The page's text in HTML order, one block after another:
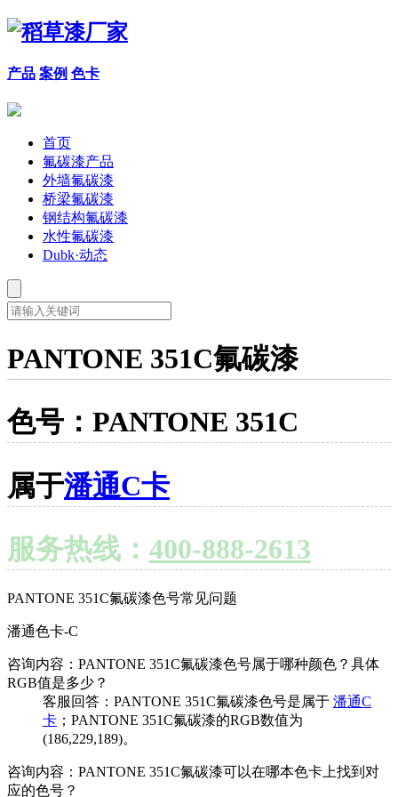
产品 案例 色卡
首页
氟碳漆产品
外墙氟碳漆
桥梁氟碳漆
钢结构氟碳漆
水性氟碳漆
Dubk·动态
PANTONE 351C氟碳漆
色号：PANTONE 351C
属于潘通C卡
服务热线： 400-888-2613
PANTONE 351C氟碳漆色号常见问题
潘通色卡-C
咨询内容：PANTONE 351C氟碳漆色号属于哪种颜色？具体
RGB值是多少？
客服回答：PANTONE 351C氟碳漆色号是属于 潘通C
卡 ；PANTONE 351C氟碳漆的RGB数值为
(186,229,189)。
咨询内容：PANTONE 351C氟碳漆可以在哪本色卡上找到对
应的色号？